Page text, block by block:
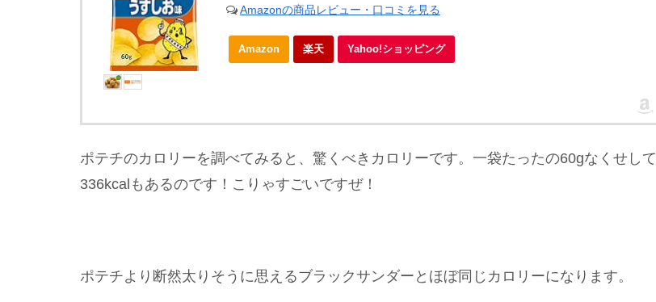
Amazonの商品レビュー・口コミを見る
Amazon 楽天 Yahoo!ショッピング
ポテチのカロリーを調べてみると、驚くべきカロリーです。一袋たったの60gなくせして
336kcalもあるのです！こりゃすごいですぜ！
ポテチより断然太りそうに思えるブラックサンダーとほぼ同じカロリーになります。